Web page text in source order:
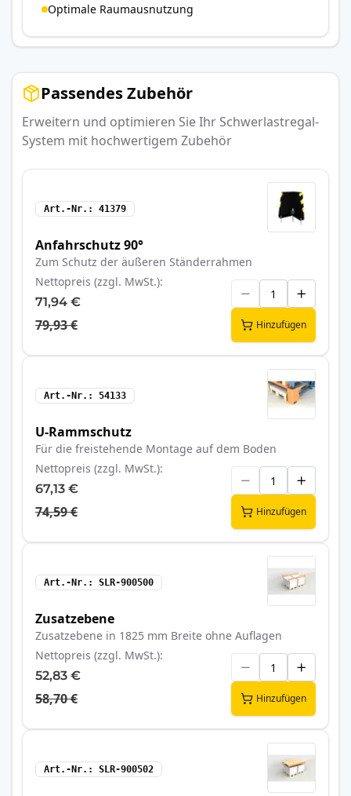
Optimale Raumausnutzung
Passendes Zubehör
Erweitern und optimieren Sie Ihr Schwerlastregal-
System mit hochwertigem Zubehör
Art.-Nr. 41379
Anfahrschutz 90°
Zum Schutz der äußeren Ständerrahmen
Nettopreis (zzgl. MwSt.)
71,94 €
79,93 € Hinzufügen
Art.-Nr. 54133
U-Rammschutz
Für die freistehende Montage auf dem Boden
Nettopreis (zzgl. MwSt.)
67,13 €
74,59 € Hinzufügen
Art.-Nr. SLR-900500
Zusatzebene
Zusatzebene in 1825 mm Breite ohne Auflagen
Nettopreis (zzgl. MwSt.)
52,83 €
58,70 € Hinzufügen
Art.-Nr. SLR-900502